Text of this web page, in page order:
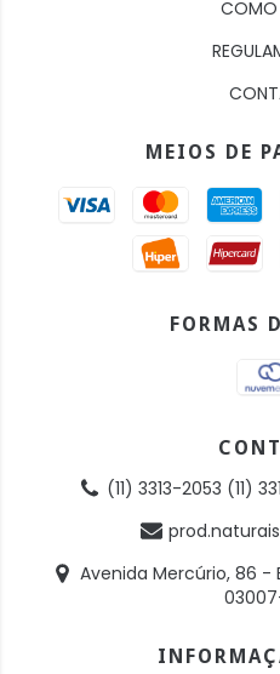
COMO
MEIOS DE
FORMAS
(11) 3313-2053 (11)
Avenida Mercúrio, 86 -